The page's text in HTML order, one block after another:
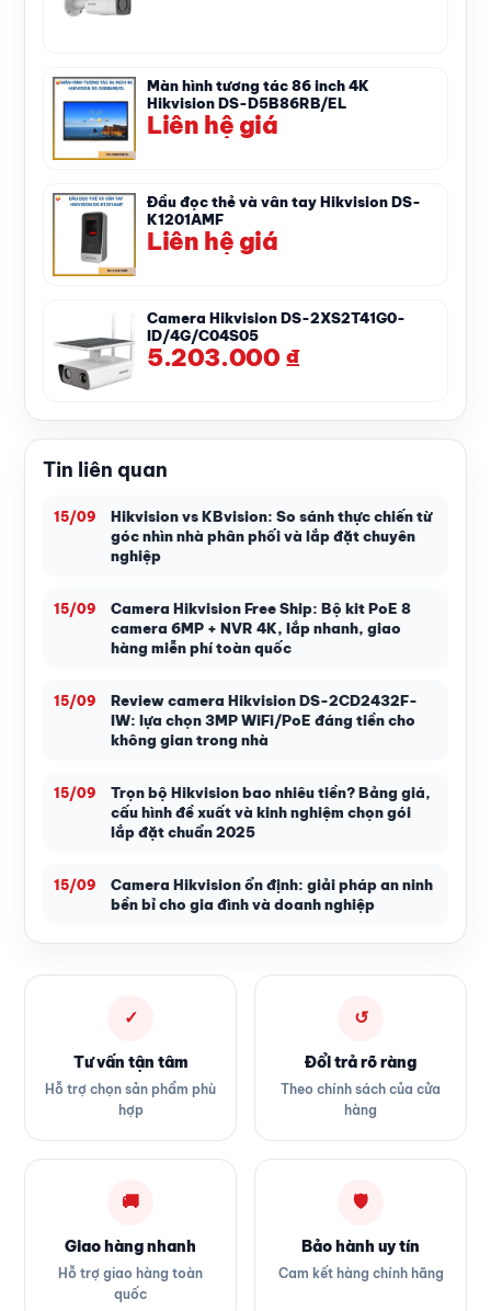
Màn hình tương tác 86 inch 4K
Hikvision DS-D5B86RB/EL
Liên hệ giá
Đầu đọc thẻ và vân tay Hikvision DS-
K1201AMF
Liên hệ giá
Camera Hikvision DS-2XS2T41G0-
ID/4G/C04S05
5.203.000 ₫
Tin liên quan
15/09
Hikvision vs KBvision: So sánh thực chiến từ
góc nhìn nhà phân phối và lắp đặt chuyên
nghiệp
15/09
Camera Hikvision Free Ship: Bộ kit PoE 8
camera 6MP + NVR 4K, lắp nhanh, giao
hàng miễn phí toàn quốc
15/09
Review camera Hikvision DS-2CD2432F-
IW: lựa chọn 3MP WiFi/PoE đáng tiền cho
không gian trong nhà
15/09
Trọn bộ Hikvision bao nhiêu tiền? Bảng giá,
cấu hình đề xuất và kinh nghiệm chọn gói
lắp đặt chuẩn 2025
15/09
Camera Hikvision ổn định: giải pháp an ninh
bền bỉ cho gia đình và doanh nghiệp
✓
Tư vấn tận tâm
Hỗ trợ chọn sản phẩm phù
hợp
↺
Đổi trả rõ ràng
Theo chính sách của cửa
hàng
🚚
Giao hàng nhanh
Hỗ trợ giao hàng toàn
quốc
🛡
Bảo hành uy tín
Cam kết hàng chính hãng